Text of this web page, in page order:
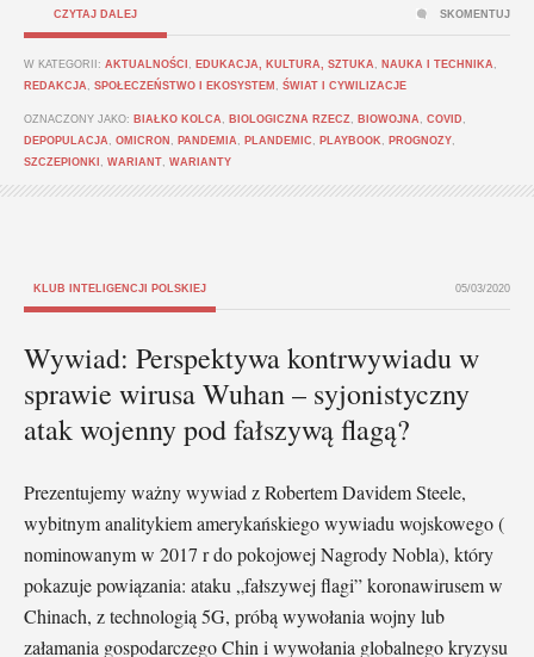
CZYTAJ DALEJ
W KATEGORII: AKTUALNOŚCI EDUKACJA, KULTURA, SZTUKA NAUKA I TECHNIKA
REDAKCJA
SPOŁECZEŃSTWO I EKOSYSTEM ŚWIAT I CYWILIZACJE
OZNACZONY JAKO: BIAŁKO KOLCA BIOLOGICZNA RZECZ BIOWOJNA COVID
DEPOPULACJA
OMICRON PANDEMIA PLANDEMIC PLAYBOOK PROGNOZY
SZCZEPIONKI
WARIANT WARIANTY
SKOMENTUJ
KLUB INTELIGENCJI POLSKIEJ 05/03/2020
Wywiad: Perspektywa kontrwywiadu w
sprawie wirusa Wuhan – syjonistyczny
atak wojenny pod fałszywą flagą?
Prezentujemy ważny wywiad z Robertem Davidem Steele,
wybitnym analitykiem amerykańskiego wywiadu wojskowego (
nominowanym w 2017 r do pokojowej Nagrody Nobla), który
pokazuje powiązania: ataku „fałszywej flagi” koronawirusem w
Chinach, z technologią 5G, próbą wywołania wojny lub
załamania gospodarczego Chin i wywołania globalnego kryzysu